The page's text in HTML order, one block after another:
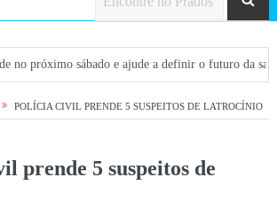
sábado e ajude a definir o futuro da saúde em
POLÍCIA CIVIL PRENDE 5 SUSPEITOS DE LATROCÍNIO
prende 5 suspeitos de